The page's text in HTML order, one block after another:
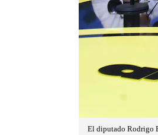
El diputado Rodrigo